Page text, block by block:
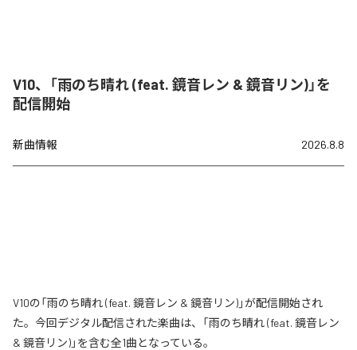
V10、「雨のち晴れ (feat. 鏡音レン & 鏡音リン)」を
配信開始
新曲情報 2026.8.8
V10の「雨のち晴れ (feat. 鏡音レン & 鏡音リン)」が配信開始され
た。今回デジタル配信された楽曲は、「雨のち晴れ (feat. 鏡音レン
& 鏡音リン)」を含む全1曲となっている。